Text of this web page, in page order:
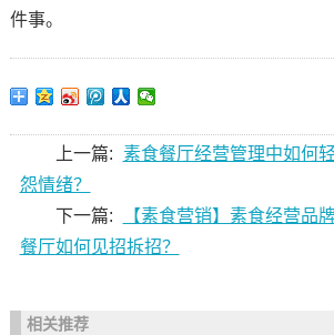
件事。
上一篇: 素食餐厅经营管理中如何
怨情绪？
下一篇:
【素食营销】素食经营品
餐厅如何见招拆招？
相关推荐